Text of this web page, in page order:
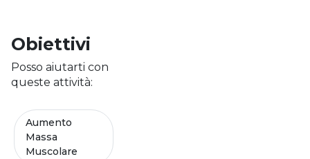
Obiettivi
Posso aiutarti con
queste attività:
Aumento
Massa
Muscolare